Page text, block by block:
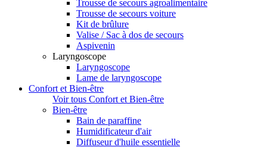
Trousse de secours agroalimentaire
Trousse de secours voiture
Kit de brûlure
Valise / Sac à dos de secours
Aspivenin
Laryngoscope
Laryngoscope
Lame de laryngoscope
Confort et Bien-être
Voir tous Confort et Bien-être
Bien-être
Bain de paraffine
Humidificateur d'air
Diffuseur d'huile essentielle